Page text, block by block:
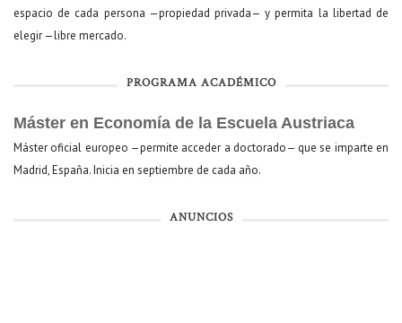
espacio de cada persona —propiedad privada— y permita la libertad de
elegir —libre mercado.
PROGRAMA ACADÉMICO
Máster en Economía de la Escuela Austriaca
Máster oficial europeo —permite acceder a doctorado— que se imparte en
Madrid, España. Inicia en septiembre de cada año.
ANUNCIOS